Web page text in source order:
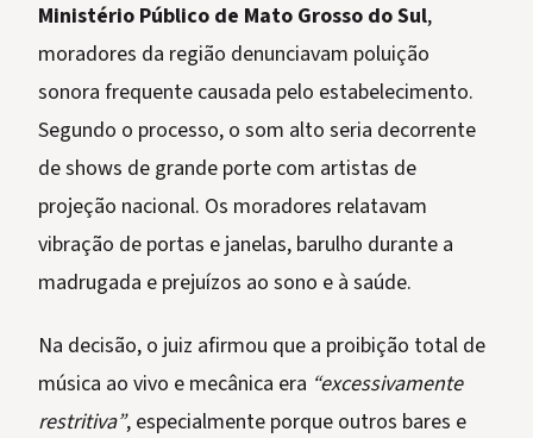
Ministério Público de Mato Grosso do Sul,
moradores da região denunciavam poluição
sonora frequente causada pelo estabelecimento.
Segundo o processo, o som alto seria decorrente
de shows de grande porte com artistas de
projeção nacional. Os moradores relatavam
vibração de portas e janelas, barulho durante a
madrugada e prejuízos ao sono e à saúde.
Na decisão, o juiz afirmou que a proibição total de
música ao vivo e mecânica era “excessivamente
restritiva”, especialmente porque outros bares e